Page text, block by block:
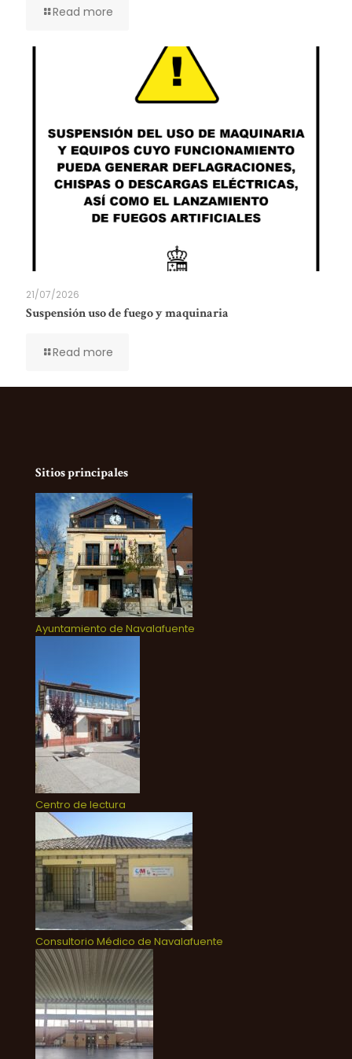
Read more
21/07/2026
Suspensión uso de fuego y maquinaria
Read more
Sitios principales
Ayuntamiento de Navalafuente
Centro de lectura
Consultorio Médico de Navalafuente